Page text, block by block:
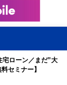
宅ローン／まだ”大
セミナー】